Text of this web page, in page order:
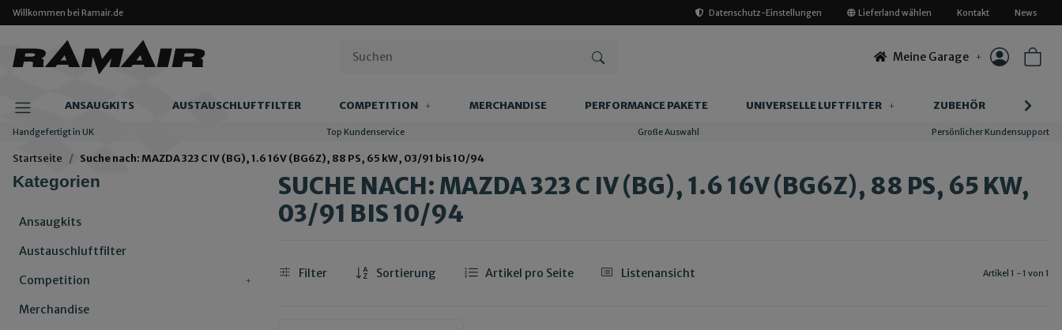
Willkommen bei Ramair.de Datenschutz-Einstellungen Lieferland wählen Kontakt News
Meine Garage
ANSAUGKITS AUSTAUSCHLUFTFILTER COMPETITION MERCHANDISE PERFORMANCE PAKETE UNIVERSELLE LUFTFILTER ZUBEHÖR
Handgefertigt in UK Top Kundenservice Große Auswahl Persönlicher Kundensupport
Startseite Suche nach: MAZDA 323 C IV (BG), 1.6 16V (BG6Z), 88 PS, 65 kW, 03/91 bis 10/94
SUCHE NACH: MAZDA 323 C IV (BG), 1.6 16V (BG6Z), 88 PS, 65 KW,
03/91 BIS 10/94
Filter Sortierung Artikel pro Seite Listenansicht Artikel 1 - 1 von 1
Kategorien
Ansaugkits
Austauschluftfilter
Competition
Merchandise